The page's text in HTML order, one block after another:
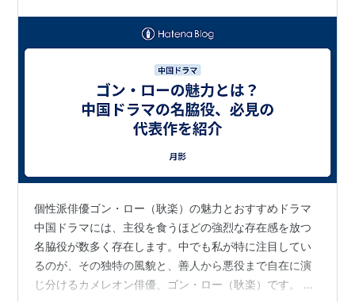
個性派俳優ゴン・ロー（耿楽）の魅力とおすすめドラマ
中国ドラマには、主役を食うほどの強烈な存在感を放つ
名脇役が数多く存在します。中でも私が特に注目してい
るのが、その独特の風貌と、善人から悪役まで自在に演
じ分けるカメレオン俳優、ゴン・ロー（耿楽）です。 ゴ